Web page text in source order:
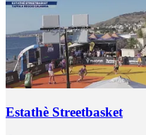
Estathè Streetbasket